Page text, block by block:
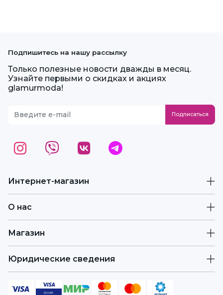
Интернет-магазин
О нас
Магазин
Юридические сведения
Подпишитесь на нашу рассылку
Только полезные новости дважды в месяц.
Узнайте первыми о скидках и акциях
glamurmoda!